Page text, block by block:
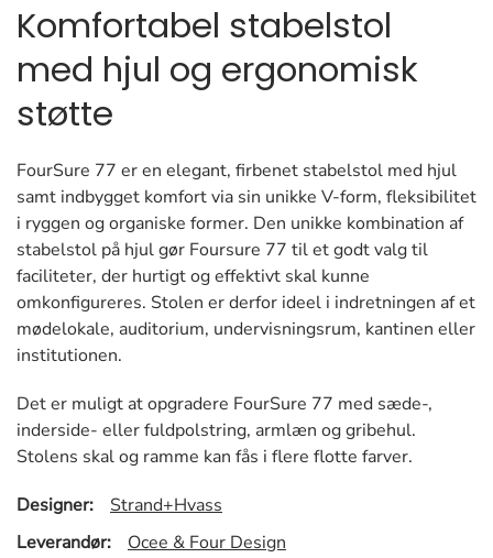
Komfortabel stabelstol
med hjul og ergonomisk
støtte
FourSure 77 er en elegant, firbenet stabelstol med hjul
samt indbygget komfort via sin unikke V-form, fleksibilitet
i ryggen og organiske former. Den unikke kombination af
stabelstol på hjul gør Foursure 77 til et godt valg til
faciliteter, der hurtigt og effektivt skal kunne
omkonfigureres. Stolen er derfor ideel i indretningen af et
mødelokale, auditorium, undervisningsrum, kantinen eller
institutionen.
Det er muligt at opgradere FourSure 77 med sæde-,
inderside- eller fuldpolstring, armlæn og gribehul.
Stolens skal og ramme kan fås i flere flotte farver.
Designer:
Strand+Hvass
Leverandør:
Ocee & Four Design